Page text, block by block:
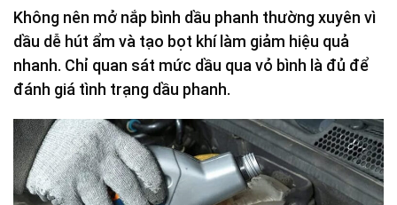
Không nên mở nắp bình dầu phanh thường xuyên vì
dầu dễ hút ẩm và tạo bọt khí làm giảm hiệu quả
nhanh. Chỉ quan sát mức dầu qua vỏ bình là đủ để
đánh giá tình trạng dầu phanh.